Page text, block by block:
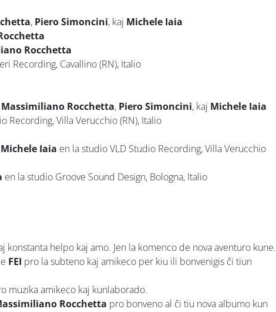
, Piero Simoncini, kaj Michele Iaia
Rocchetta
Recording, Cavallino (RN), Italio
Massimiliano Rocchetta, Piero Simoncini, kaj Michele Iaia
Recording, Villa Verucchio (RN), Italio
Michele Iaia en la studio VLD Studio Recording, Villa Verucchio
en la studio Groove Sound Design, Bologna, Italio
konstanta helpo kaj amo. Jen la komenco de nova aventuro kune.
FEI pro la subteno kaj amikeco per kiu ili bonvenigis ĉi tiun
muzika amikeco kaj kunlaborado.
Rocchetta pro bonveno al ĉi tiu nova albumo kun